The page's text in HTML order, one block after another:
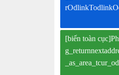
[biến toàn